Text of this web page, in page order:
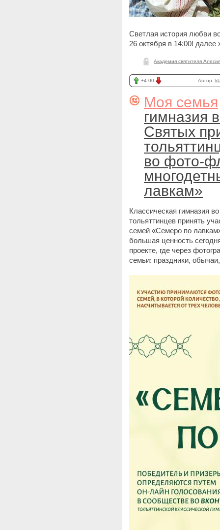
Светлая история любви
26 октября в 14:00! далее
Академия святителя Алесия
+4.00 Автор:
Моя семья
гимназия
Святых
во фото-
лавкам»
Классическая гимназия
тольяттинцев принять
семей «Семеро по
большая ценность
проекте, где через
семьи: праздники,